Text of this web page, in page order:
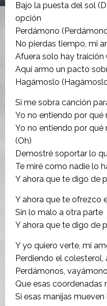
Bajo la puesta del sol
opción
Perdámono
No pierdas tiempo, mi
Afuera solo hay traición
Aquí armo un pacto
Hagámoslo
Si me sobra canción
Yo no entiendo por qué
Yo no entiendo por qué
(Oh)
Demostré soportar lo
Te miré como nadie lo
Y ahora que te digo de
Y ahora que te ofrezco
Sin lo malo a otra parte
Y ahora que te digo de
Y yo quiero verte, mi
Perdiendo el
Perdámonos,
Que esas coordenadas
Si esas manijas